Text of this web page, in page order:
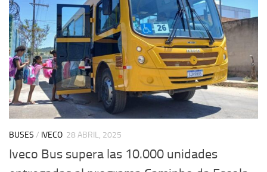
BUSES / IVECO 28 ABRIL, 2025
Iveco Bus supera las 10.000 unidades